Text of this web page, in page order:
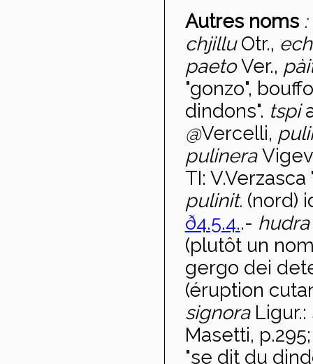
Autres noms
chjilluOtr.,
paetoVer.,
"gonzo",
dindons". tspi
@Vercelli,
pulinera
TI:
pulinit. (nord)
ð4.5.4..-
(plutôt un
gergo dei
(éruption
signora
Masetti,
"se dit du